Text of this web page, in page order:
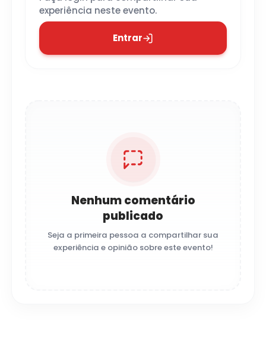
experiência neste evento.
Entrar
Nenhum comentário
publicado
Seja a primeira pessoa a compartilhar sua
experiência e opinião sobre este evento!